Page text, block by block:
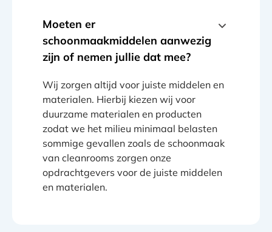
Moeten er
schoonmaakmiddelen aanwezig
zijn of nemen jullie dat mee?
Wij zorgen altijd voor juiste middelen en
materialen. Hierbij kiezen wij voor
duurzame materialen en producten
zodat we het milieu minimaal belasten
sommige gevallen zoals de schoonmaak
van cleanrooms zorgen onze
opdrachtgevers voor de juiste middelen
en materialen.